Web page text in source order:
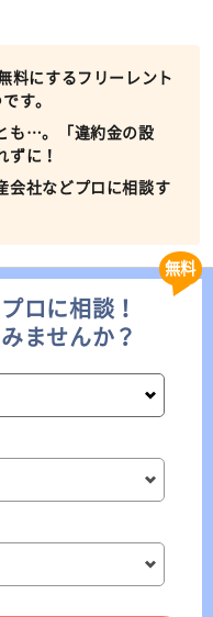
料にするフリーレント
す。
も…。「違約金の設
ずに！
会社などプロに相談す
ロに相談！
ませんか？
無料